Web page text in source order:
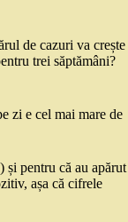
de cazuri va crește
trei săptămâni?
zi e cel mai mare de
și pentru că au apărut
așa că cifrele